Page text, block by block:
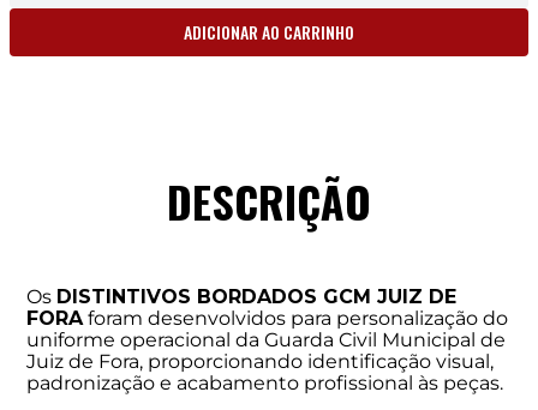
ADICIONAR AO CARRINHO
DESCRIÇÃO
Os DISTINTIVOS BORDADOS GCM JUIZ DE
FORAforam desenvolvidos para personalização do
uniforme operacional da Guarda Civil Municipal de
Juiz de Fora, proporcionando identificação visual,
padronização e acabamento profissional às peças.